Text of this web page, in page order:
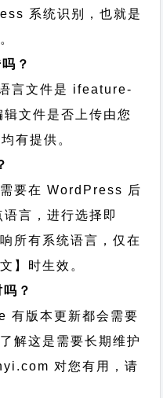
系统识别，也就是
？
言文件是 ifeature-
文件是否上传由您
有提供。
要在 WordPress 后
言，进行选择即
所有系统语言，仅在
】时生效。
？
有版本更新都会需要
解这是需要长期维护
对您有用，请